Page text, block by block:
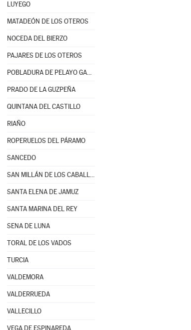
LUYEGO
MATADEÓN DE LOS OTEROS
NOCEDA DEL BIERZO
PAJARES DE LOS OTEROS
POBLADURA DE PELAYO GARCÍA
PRADO DE LA GUZPEÑA
QUINTANA DEL CASTILLO
RIAÑO
ROPERUELOS DEL PÁRAMO
SANCEDO
SAN MILLÁN DE LOS CABALLEROS
SANTA ELENA DE JAMUZ
SANTA MARINA DEL REY
SENA DE LUNA
TORAL DE LOS VADOS
TURCIA
VALDEMORA
VALDERRUEDA
VALLECILLO
VEGA DE ESPINAREDA